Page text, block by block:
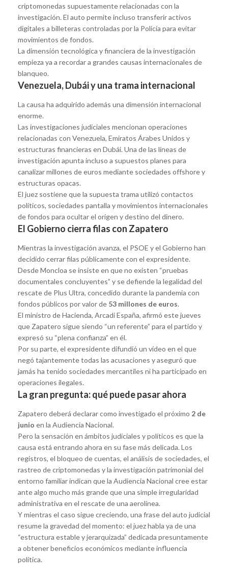
criptomonedas supuestamente relacionadas con la
investigación. El auto permite incluso transferir activos
digitales a billeteras controladas por la Policía para evitar
movimientos de fondos.
La dimensión tecnológica y financiera de la investigación
empieza ya a recordar a grandes causas internacionales de
blanqueo.
Venezuela, Dubái y una trama internacional
La causa ha adquirido además una dimensión internacional
enorme.
Las investigaciones judiciales mencionan operaciones
relacionadas con Venezuela, Emiratos Árabes Unidos y
estructuras financieras en Dubái. Una de las líneas de
investigación apunta incluso a supuestos planes para
canalizar millones de euros mediante sociedades offshore y
estructuras opacas.
El juez sostiene que la supuesta trama utilizó contactos
políticos, sociedades pantalla y movimientos internacionales
de fondos para ocultar el origen y destino del dinero.
El Gobierno cierra filas con Zapatero
Mientras la investigación avanza, el PSOE y el Gobierno han
decidido cerrar filas públicamente con el expresidente.
Desde Moncloa se insiste en que no existen “pruebas
documentales concluyentes” y se defiende la legalidad del
rescate de Plus Ultra, concedido durante la pandemia con
fondos públicos por valor de 53 millones de euros.
El ministro de Hacienda, Arcadi España, afirmó este jueves
que Zapatero sigue siendo “un referente” para el partido y
expresó su “plena confianza” en él.
Por su parte, el expresidente difundió un vídeo en el que
negó tajantemente todas las acusaciones y aseguró que
jamás ha tenido sociedades mercantiles ni ha participado en
operaciones ilegales.
La gran pregunta: qué puede pasar ahora
Zapatero deberá declarar como investigado el próximo 2 de
junio en la Audiencia Nacional.
Pero la sensación en ámbitos judiciales y políticos es que la
causa está entrando ahora en su fase más delicada. Los
registros, el bloqueo de cuentas, el análisis de sociedades, el
rastreo de criptomonedas y la investigación patrimonial del
entorno familiar indican que la Audiencia Nacional cree estar
ante algo mucho más grande que una simple irregularidad
administrativa en el rescate de una aerolínea.
Y mientras el caso sigue creciendo, una frase del auto judicial
resume la gravedad del momento: el juez habla ya de una
“estructura estable y jerarquizada” dedicada presuntamente
a obtener beneficios económicos mediante influencia
política.